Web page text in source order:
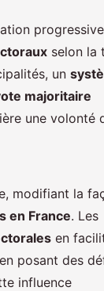
selon la
un
majoritaire
une volonté
modifiant la
en France. Les
en
posant des
influence